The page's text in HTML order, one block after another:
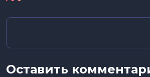
Оставить